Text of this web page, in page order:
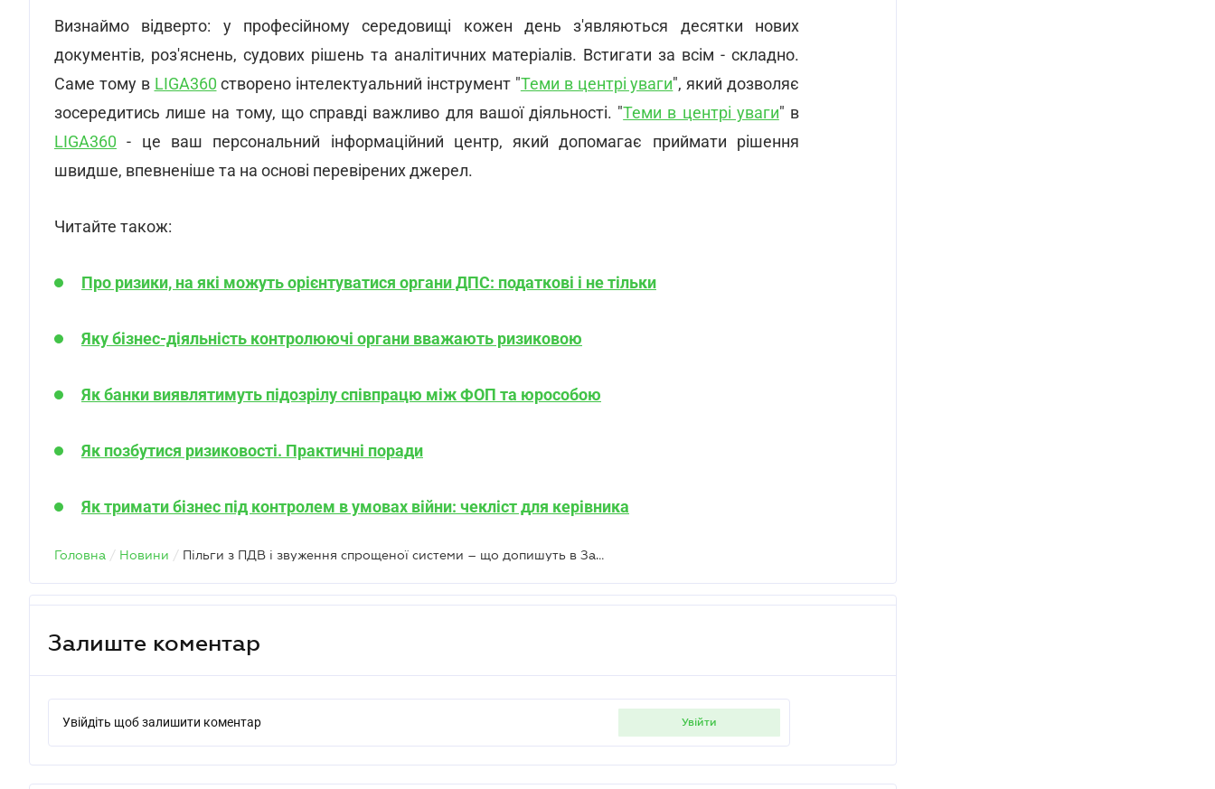
Визнаймо відверто: у професійному середовищі кожен день з'являються десятки нових
документів, роз'яснень, судових рішень та аналітичних матеріалів. Встигати за всім - складно.
Саме тому в LIGA360 створено інтелектуальний інструмент "Теми в центрі уваги", який дозволяє
зосередитись лише на тому, що справді важливо для вашої діяльності. "Теми в центрі уваги" в
LIGA360 - це ваш персональний інформаційний центр, який допомагає приймати рішення
швидше, впевненіше та на основі перевірених джерел.
Читайте також:
Про ризики, на які можуть орієнтуватися органи ДПС: податкові і не тільки
Яку бізнес-діяльність контролюючі органи вважають ризиковою
Як банки виявлятимуть підозрілу співпрацю між ФОП та юрособою
Як позбутися ризиковості. Практичні поради
Як тримати бізнес під контролем в умовах війни: чекліст для керівника
Головна / Новини / Пільги з ПДВ і звуження спрощеної системи – що допишуть в Закон про 50% податку на прибуток
Залиште коментар
Увійдіть щоб залишити коментар увійти